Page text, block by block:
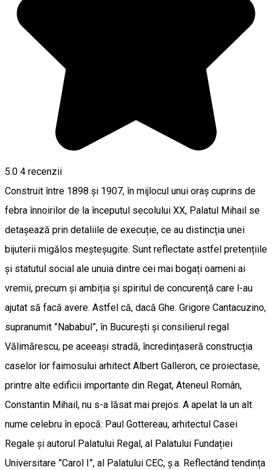
5.0 4 recenzii
Construit între 1898 și 1907, în mijlocul unui oraș cuprins de
febra înnoirilor de la începutul secolului XX, Palatul Mihail se
detașează prin detaliile de execuție, ce au distincția unei
bijuterii migălos meșteșugite. Sunt reflectate astfel pretențiile
și statutul social ale unuia dintre cei mai bogați oameni ai
vremii, precum și ambiția și spiritul de concurență care l-au
ajutat să facă avere. Astfel că, dacă Ghe. Grigore Cantacuzino,
supranumit ”Nababul”, în București și consilierul regal
Vălimărescu, pe aceeași stradă, încredințaseră construcția
caselor lor faimosului arhitect Albert Galleron, ce proiectase,
printre alte edificii importante din Regat, Ateneul Român,
Constantin Mihail, nu s-a lăsat mai prejos. A apelat la un alt
nume celebru în epocă: Paul Gottereau, arhitectul Casei
Regale și autorul Palatului Regal, al Palatului Fundației
Universitare ”Carol I”, al Palatului CEC, ș.a. Reflectând tendința